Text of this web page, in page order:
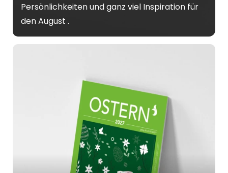
Persönlichkeiten und ganz viel Inspiration für
den August .